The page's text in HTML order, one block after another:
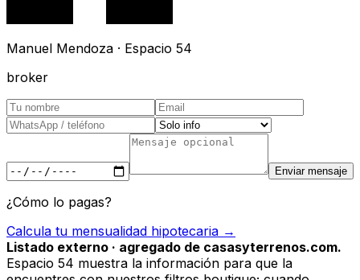
Manuel Mendoza · Espacio 54
broker
Enviar mensaje
¿Cómo lo pagas?
Calcula tu mensualidad hipotecaria →
Listado externo · agregado de casasyterrenos.com.
Espacio 54 muestra la información para que la